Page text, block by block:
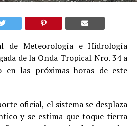
de Meteorología e Hidrología
de la Onda Tropical Nro. 34 a
en las próximas horas de este
oficial, el sistema se desplaza
y se estima que toque tierra